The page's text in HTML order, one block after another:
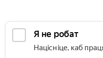
Я не робат
Націсніце, каб